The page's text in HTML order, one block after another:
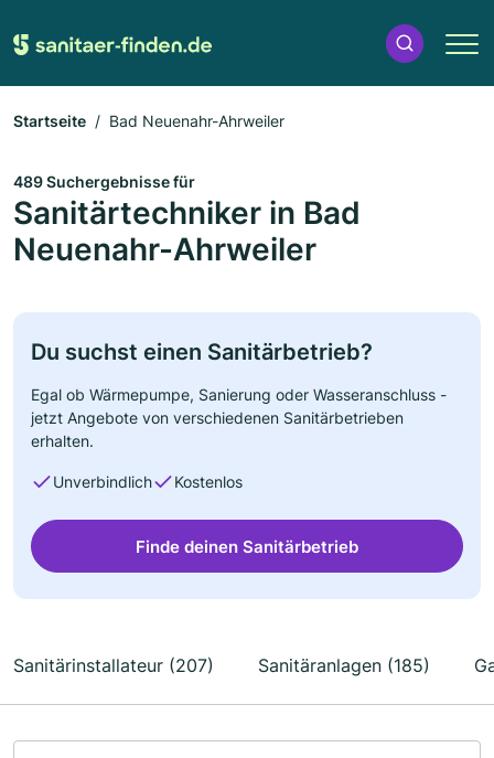
Startseite Bad Neuenahr-Ahrweiler
489 Suchergebnisse für
Sanitärtechniker in Bad
Neuenahr-Ahrweiler
Du suchst einen Sanitärbetrieb?
Egal ob Wärmepumpe, Sanierung oder Wasseranschluss -
jetzt Angebote von verschiedenen Sanitärbetrieben
erhalten.
Unverbindlich Kostenlos
Finde deinen Sanitärbetrieb
Sanitärinstallateur (207) Sanitäranlagen (185)